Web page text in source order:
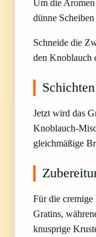
Um die
dünne
Schneide die
den Knoblauch
Jetzt wird das
Knoblauch-
gleichmäßige
Für die
Gratins,
knusprige